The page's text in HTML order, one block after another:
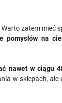
zatem mieć
na
nawet w ciągu
w sklepach,